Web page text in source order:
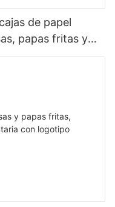
de papel
papas fritas y
rápida